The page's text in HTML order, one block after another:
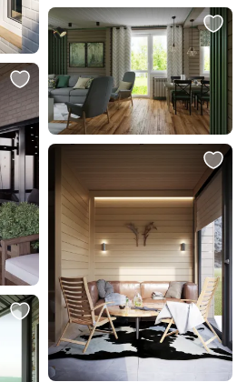
6 363 ₽
Ваза декоративная ANJABE Eglo
421247
В корзину